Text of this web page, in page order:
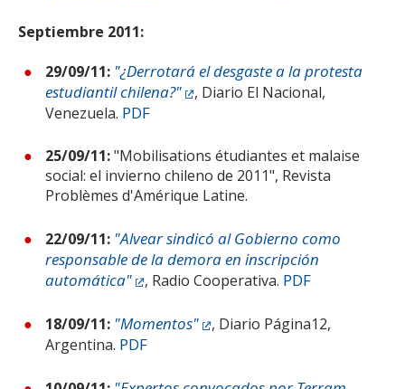
Septiembre 2011:
29/09/11: "¿Derrotará el desgaste a la protesta
estudiantil chilena?"
, Diario El Nacional,
Venezuela. PDF
25/09/11:"Mobilisations étudiantes et malaise
social: el invierno chileno de 2011", Revista
Problèmes d'Amérique Latine.
22/09/11: "Alvear sindicó al Gobierno como
responsable de la demora en inscripción
automática"
, Radio Cooperativa. PDF
18/09/11: "Momentos"
, Diario Página12,
Argentina. PDF